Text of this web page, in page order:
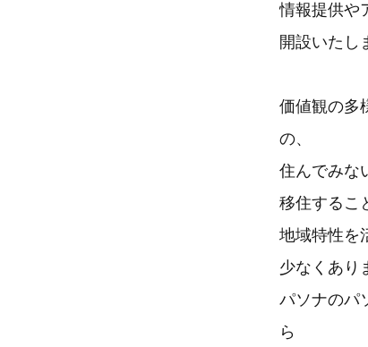
情報提供や
開設いたし
価値観の多
の、
住んでみな
移住するこ
地域特性を
少なくあり
パソナのパ
ら